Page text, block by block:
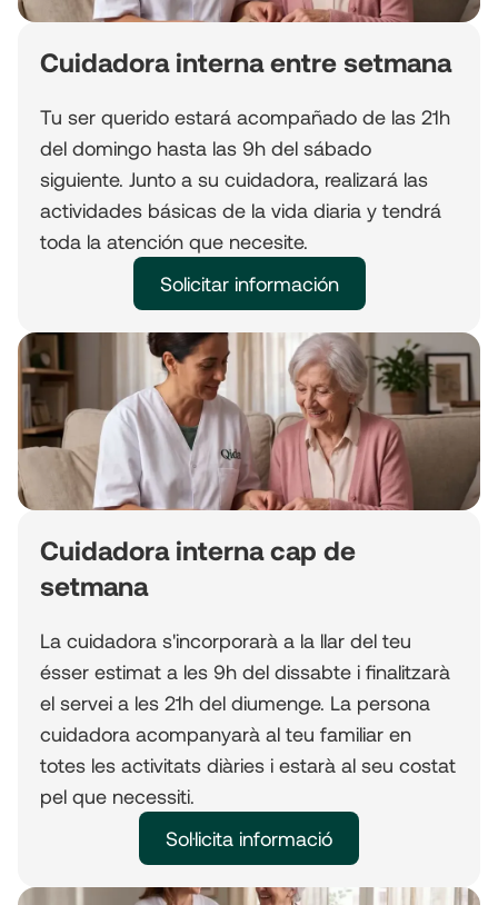
Cuidadora interna entre setmana
Tu ser querido estará acompañado de las 21h
del domingo hasta las 9h del sábado
siguiente. Junto a su cuidadora, realizará las
actividades básicas de la vida diaria y tendrá
toda la atención que necesite.
Solicitar información
Cuidadora interna cap de
setmana
La cuidadora s'incorporarà a la llar del teu
ésser estimat a les 9h del dissabte i finalitzarà
el servei a les 21h del diumenge. La persona
cuidadora acompanyarà al teu familiar en
totes les activitats diàries i estarà al seu costat
pel que necessiti.
Sol·licita informació